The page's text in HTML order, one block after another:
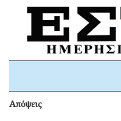
Απόψεις